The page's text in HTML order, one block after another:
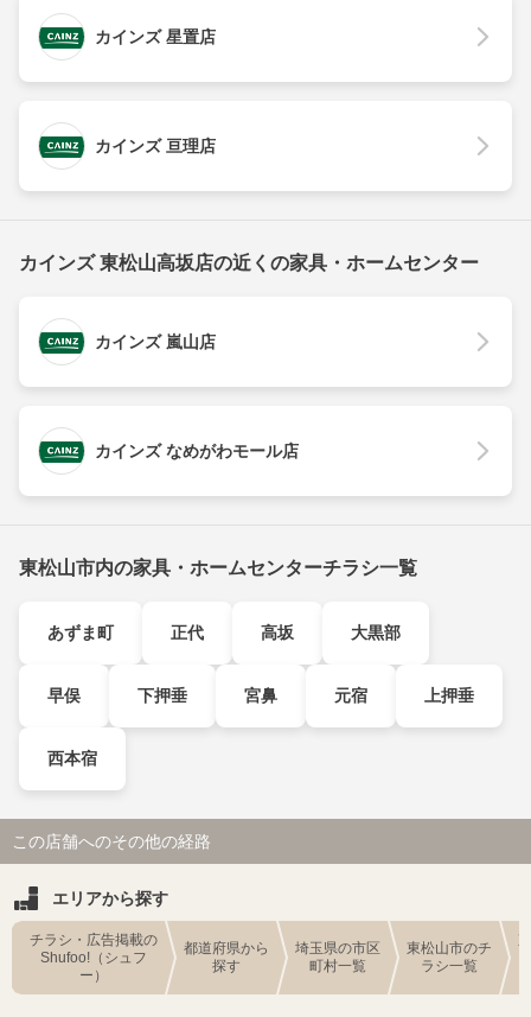
カインズ 星置店
カインズ 亘理店
カインズ 東松山高坂店の近くの家具・ホームセンター
カインズ 嵐山店
カインズ なめがわモール店
東松山市内の家具・ホームセンターチラシ一覧
あずま町 正代 高坂 大黒部
早俣 下押垂 宮鼻 元宿 上押垂
西本宿
この店舗へのその他の経路
エリアから探す
チラシ・広告掲載の
Shufoo!（シュフ
ー）
都道府県から
探す
埼玉県の市区
町村一覧
東松山市のチ
ラシ一覧